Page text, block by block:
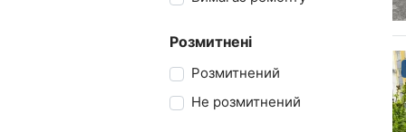
Розмитнені
Розмитнений
Не розмитнений